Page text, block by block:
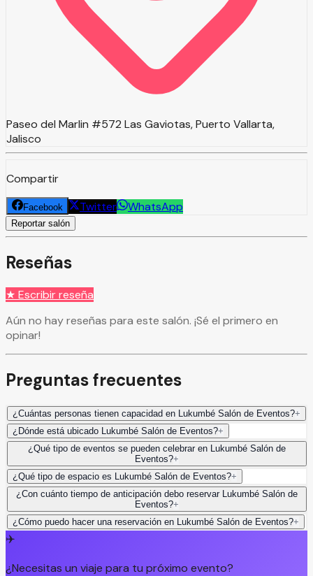
Paseo del Marlin #572 Las Gaviotas, Puerto Vallarta,
Jalisco
Compartir
Facebook Twitter WhatsApp
Reportar salón
Reseñas
★ Escribir reseña
Aún no hay reseñas para este salón. ¡Sé el primero en
opinar!
Preguntas frecuentes
¿Cuántas personas tienen capacidad en Lukumbé Salón de Eventos?+
¿Dónde está ubicado Lukumbé Salón de Eventos?+
¿Qué tipo de eventos se pueden celebrar en Lukumbé Salón de
Eventos?+
¿Qué tipo de espacio es Lukumbé Salón de Eventos?+
¿Con cuánto tiempo de anticipación debo reservar Lukumbé Salón de
Eventos?+
¿Cómo puedo hacer una reservación en Lukumbé Salón de Eventos?+
✈️
¿Necesitas un viaje para tu próximo evento?